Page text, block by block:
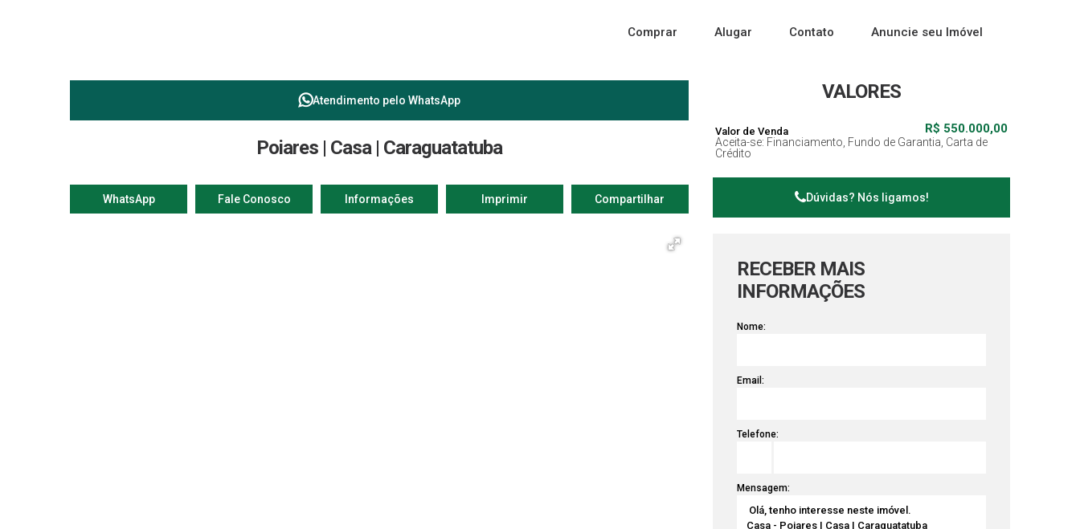
Contato Anuncie seu Imóvel
Alugar
Comprar
Atendimento pelo WhatsApp
Poiares | Casa | Caraguatatuba
WhatsApp Fale Conosco Informações Imprimir Compartilhar
VALORES
R$ 550.000,00
Valor de Venda
Aceita-se: Financiamento, Fundo de Garantia, Carta de
Crédito
Dúvidas? Nós ligamos!
RECEBER MAIS
INFORMAÇÕES
Nome:
Email:
Telefone:
Mensagem: